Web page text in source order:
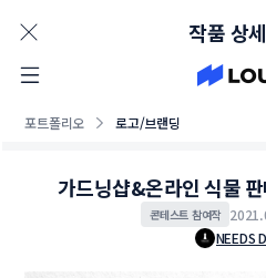
포트폴리오 로고/브랜딩
작품 상
가드닝샵&온라인 식물
콘테스트 참여작
NEEDS